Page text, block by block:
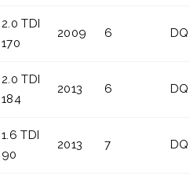
2.0 TDI
170
2009 6
2.0 TDI
184
2013 6
1.6 TDI
90
2013 7